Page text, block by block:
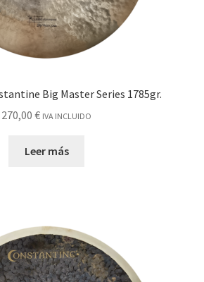
Big Master Series 1785gr.
270,00 € IVA INCLUIDO
Leer más